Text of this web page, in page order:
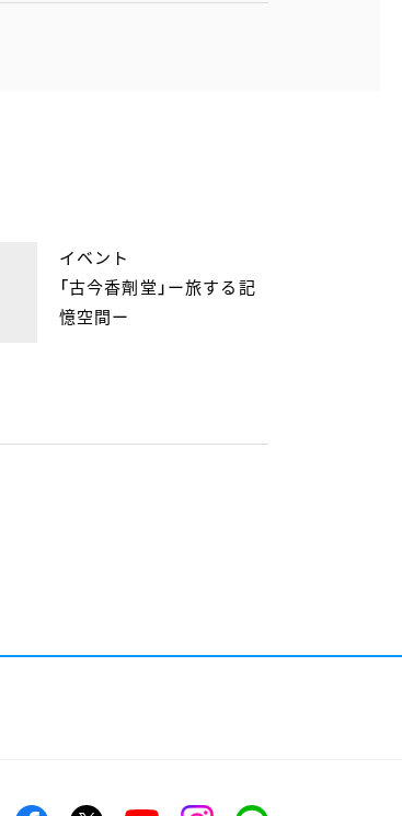
イベント
「古今香劑堂」ー旅する記
憶空間ー